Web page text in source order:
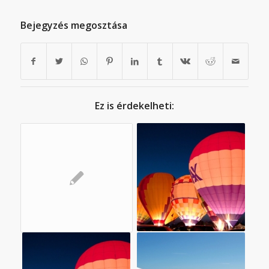
Bejegyzés megosztása
Ez is érdekelheti: